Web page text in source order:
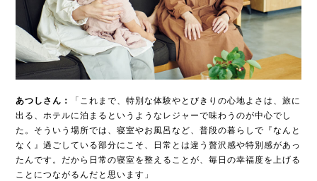
あつしさん：
「これまで、特別な体験やとびきりの心地よさは、旅に
出る、ホテルに泊まるというようなレジャーで味わうのが中心でし
た。そういう場所では、寝室やお風呂など、普段の暮らしで『なんと
なく』過ごしている部分にこそ、日常とは違う贅沢感や特別感があっ
たんです。だから日常の寝室を整えることが、毎日の幸福度を上げる
ことにつながるんだと思います」